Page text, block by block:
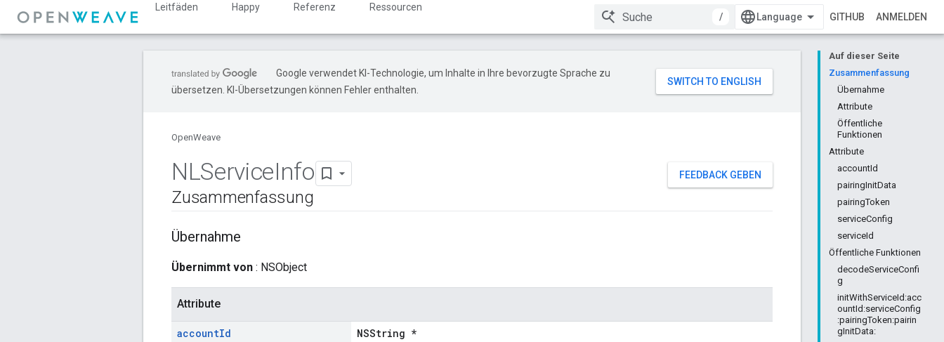
Leitfäden Happy Referenz
Ressourcen
/
GITHUB ANMELDEN
Auf dieser Seite
Zusammenfassung
Übernahme
Attribute
Öffentliche
Funktionen
Attribute
accountId
pairingInitData
pairingToken
serviceConfig
serviceId
Öffentliche Funktionen
decodeServiceConfi
g
initWithServiceId:acc
ountId:serviceConfig
:pairingToken:pairin
gInitData:
Google verwendet KI-Technologie, um Inhalte in Ihre bevorzugte Sprache zu
übersetzen. KI-Übersetzungen können Fehler enthalten.
OpenWeave
FEEDBACK GEBEN
NLServiceInfo
Zusammenfassung
Übernahme
Übernimmt von : NSObject
Attribute
accountId
NSString *